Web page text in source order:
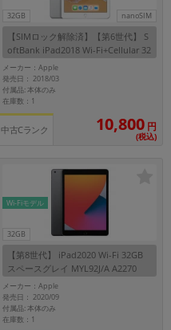
32GB nanoSIM
【SIMロック解除済】【第6世代】 S
oftBank iPad2018 Wi-Fi+Cellular 32
GB シルバー MR6P2J/A A1954
メーカー：Apple
発売日： 2018/03
付属品: 本体のみ
在庫数：1
中古Cランク 10,800 円
(税込)
32GB
Wi-Fiモデル
【第8世代】 iPad2020 Wi-Fi 32GB
スペースグレイ MYL92J/A A2270
メーカー：Apple
発売日： 2020/09
付属品: 本体のみ
在庫数：1
円